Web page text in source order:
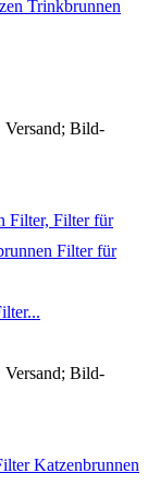
Bild-
Bild-